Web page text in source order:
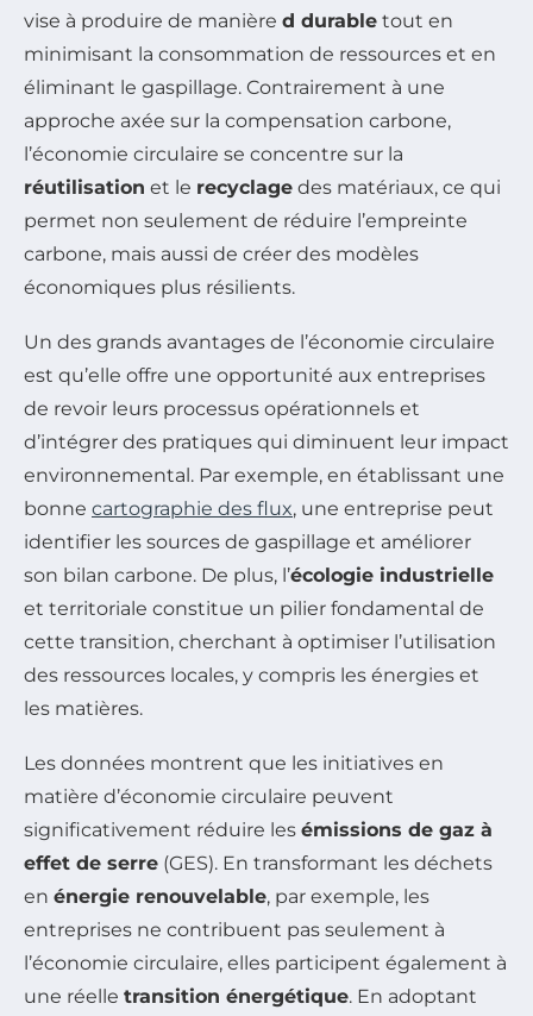
vise à produire de manière d durable tout en
minimisant la consommation de ressources et en
éliminant le gaspillage. Contrairement à une
approche axée sur la compensation carbone,
l’économie circulaire se concentre sur la
réutilisation et le recyclage des matériaux, ce qui
permet non seulement de réduire l’empreinte
carbone, mais aussi de créer des modèles
économiques plus résilients.
Un des grands avantages de l’économie circulaire
est qu’elle offre une opportunité aux entreprises
de revoir leurs processus opérationnels et
d’intégrer des pratiques qui diminuent leur impact
environnemental. Par exemple, en établissant une
bonne cartographie des flux, une entreprise peut
identifier les sources de gaspillage et améliorer
son bilan carbone. De plus, l’écologie industrielle
et territoriale constitue un pilier fondamental de
cette transition, cherchant à optimiser l’utilisation
des ressources locales, y compris les énergies et
les matières.
Les données montrent que les initiatives en
matière d’économie circulaire peuvent
significativement réduire les émissions de gaz à
effet de serre (GES). En transformant les déchets
en énergie renouvelable, par exemple, les
entreprises ne contribuent pas seulement à
l’économie circulaire, elles participent également à
une réelle transition énergétique. En adoptant